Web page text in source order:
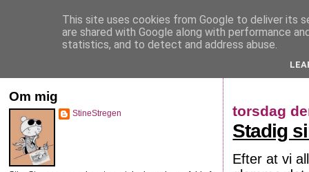
StineStregen
torsdag
Stadig
Efter at vi
Om mig
StineStregen
This site uses cookies from Google to deliver its
are shared with Google along with performance
statistics, and to detect and address abuse.